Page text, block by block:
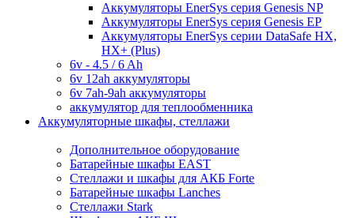
Аккумуляторы EnerSys серия Genesis NP
Аккумуляторы EnerSys серия Genesis EP
Аккумуляторы EnerSys серии DataSafe HX,
HX+ (Plus)
6v - 4.5 / 6 Ah
6v 12ah аккумуляторы
6v 7ah-9ah аккумуляторы
аккумулятор для теплообменника
Аккумуляторные шкафы, стеллажи
Дополнительное оборудование
Батарейные шкафы EAST
Стеллажи и шкафы для АКБ Forte
Батарейные шкафы Lanches
Стеллажи Stark